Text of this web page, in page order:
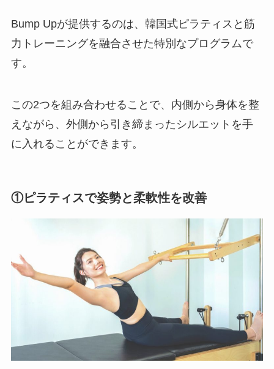
Bump Upが提供するのは、韓国式ピラティスと筋
力トレーニングを融合させた特別なプログラムで
す。
この2つを組み合わせることで、内側から身体を整
えながら、外側から引き締まったシルエットを手
に入れることができます。
①ピラティスで姿勢と柔軟性を改善